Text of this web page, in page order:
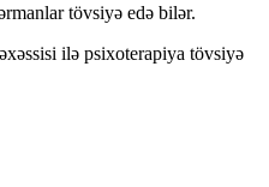
tövsiyə edə bilər.
ilə psixoterapiya tövsiyə